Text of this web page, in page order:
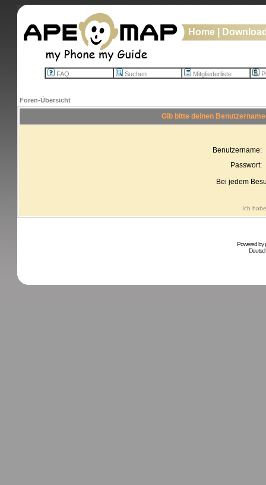
Home
FAQ Suchen Mitgliederliste
Foren-Übersicht
Gib bitte deinen
Benutzername:
Passwort:
Bei jedem
Ich
Powered by